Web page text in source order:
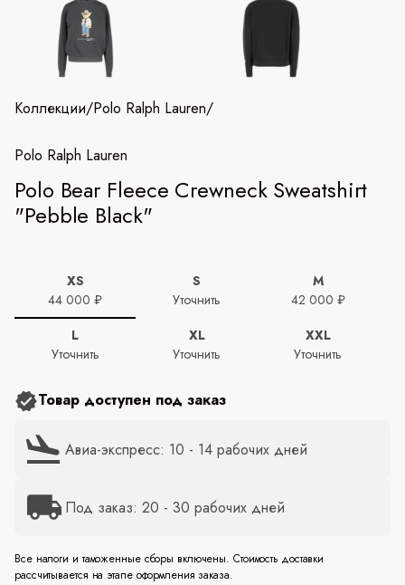
Коллекции/Polo Ralph Lauren/
Polo Ralph Lauren
Polo Bear Fleece Crewneck Sweatshirt
"Pebble Black"
XS
44 000 ₽
S
Уточнить
M
42 000 ₽
L
Уточнить
XL
Уточнить
XXL
Уточнить
Товар доступен под заказ
Авиа-экспресс: 10 - 14 рабочих дней
Под заказ: 20 - 30 рабочих дней
Все налоги и таможенные сборы включены. Стоимость доставки
рассчитывается на этапе оформления заказа.